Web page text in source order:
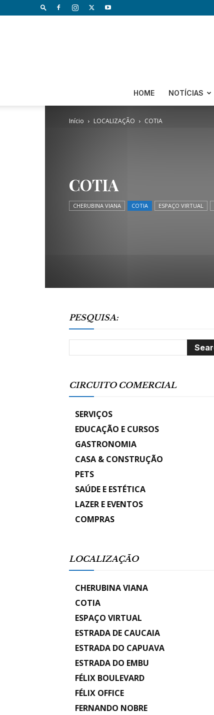
HOME NOTÍCIAS
Início LOCALIZAÇÃO COTIA
COTIA
CHERUBINA VIANA COTIA ESPAÇO VIRTUAL
PESQUISA:
CIRCUITO COMERCIAL
SERVIÇOS
EDUCAÇÃO E CURSOS
GASTRONOMIA
CASA & CONSTRUÇÃO
PETS
SAÚDE E ESTÉTICA
LAZER E EVENTOS
COMPRAS
LOCALIZAÇÃO
CHERUBINA VIANA
COTIA
ESPAÇO VIRTUAL
ESTRADA DE CAUCAIA
ESTRADA DO CAPUAVA
ESTRADA DO EMBU
FÉLIX BOULEVARD
FÉLIX OFFICE
FERNANDO NOBRE